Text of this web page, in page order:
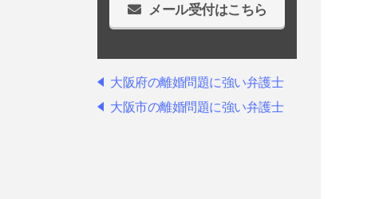
メール受付はこちら
大阪府の離婚問題に強い弁護士
大阪市の離婚問題に強い弁護士